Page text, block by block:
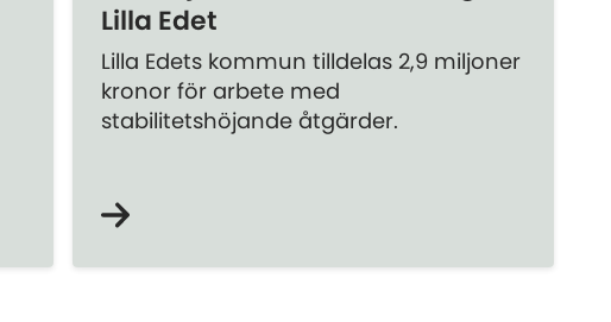
Lilla Edet
Lilla Edets kommun tilldelas 2,9 miljoner
kronor för arbete med
stabilitetshöjande åtgärder.